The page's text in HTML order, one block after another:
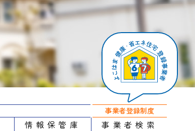
情報保管庫
事業者登録制度
事業者検索